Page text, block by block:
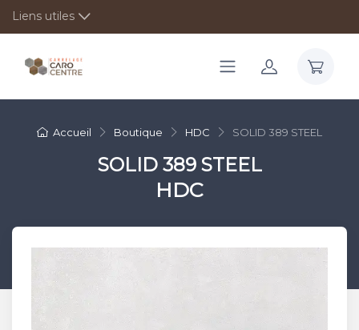
Liens utiles
Accueil Boutique HDC SOLID 389 STEEL
SOLID 389 STEEL
HDC